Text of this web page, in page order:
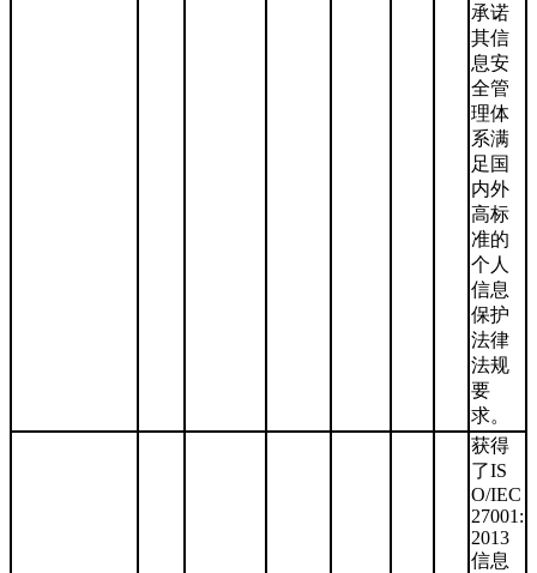
承诺
其信
息安
全管
理体
系满
足国
内外
高标
准的
个人
信息
保护
法律
法规
要
求。
获得
了IS
O/IEC
27001:
2013
信息